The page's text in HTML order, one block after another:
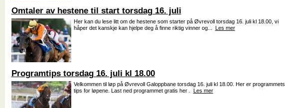
Omtaler av hestene til start torsdag 16. juli
Her kan du lese litt om de hestene som starter på Øvrevoll torsdag 16. juli kl 18.00, vi
håper det kanskje kan hjelpe deg å finne riktig vinner og... Les mer
Programtips torsdag 16. juli kl 18.00
Velkommen til løp på Øvrevoll Galoppbane torsdag 16. juli kl 18.00. Her er programmets
tips for løpene. Last ned programmet gratis her .
Les mer